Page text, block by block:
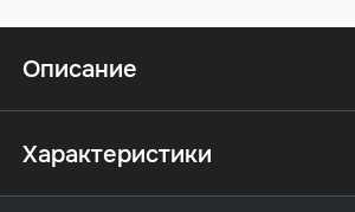
Описание
Характеристики